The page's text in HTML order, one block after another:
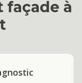
façade à